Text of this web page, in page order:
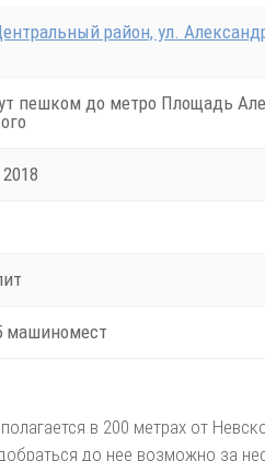
район, ул.
пешком до метро Площадь
машиномест
в 200 метрах от
до нее возможно за